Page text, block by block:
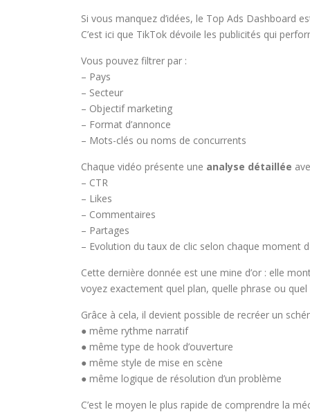
Si vous manquez d’idées, le Top Ads Dashboard
C’est ici que TikTok dévoile les publicités qui
Vous pouvez filtrer par :
– Pays
– Secteur
– Objectif marketing
– Format d’annonce
– Mots-clés ou noms de concurrents
Chaque vidéo présente une analyse détaillée
– CTR
– Likes
– Commentaires
– Partages
– Evolution du taux de clic selon chaque moment
Cette dernière donnée est une mine d’or : elle
voyez exactement quel plan, quelle phrase ou
Grâce à cela, il devient possible de recréer un
● même rythme narratif
● même type de hook d’ouverture
● même style de mise en scène
● même logique de résolution d’un problème
C’est le moyen le plus rapide de comprendre la